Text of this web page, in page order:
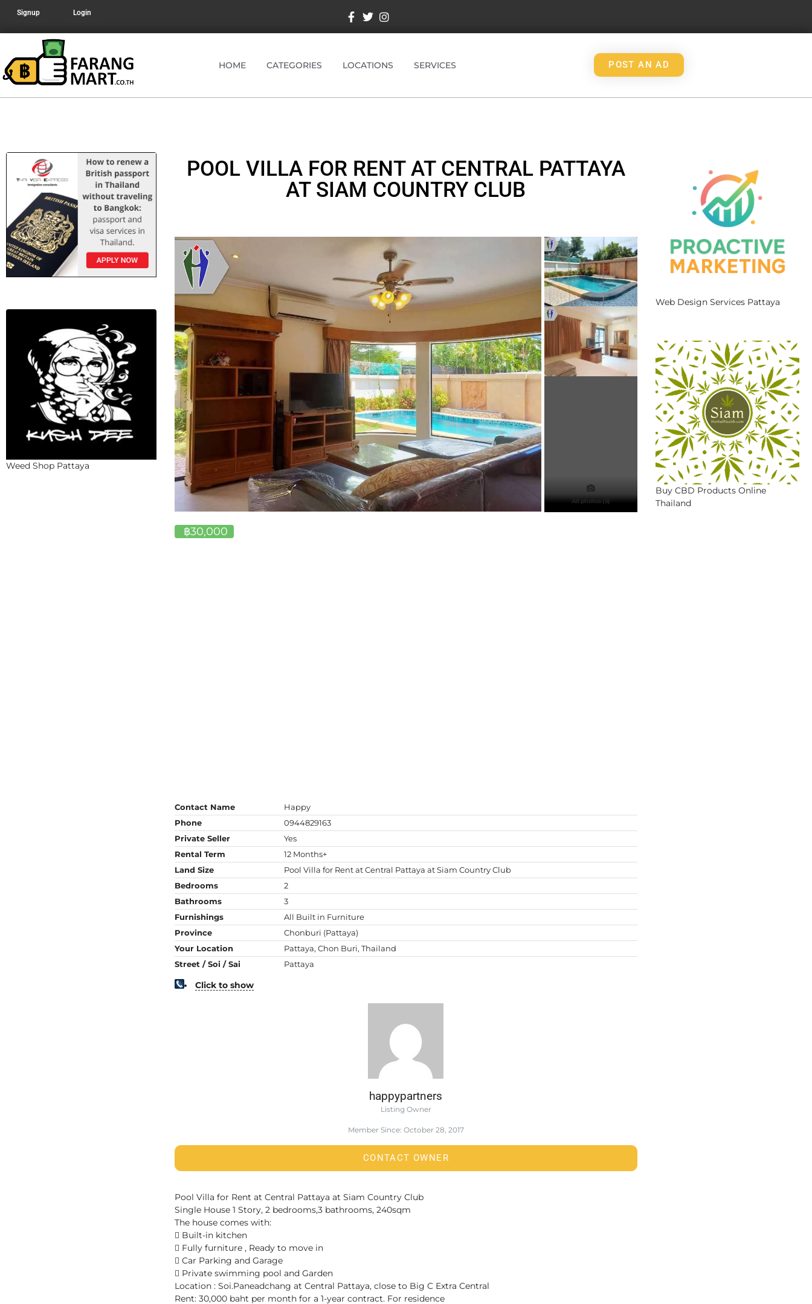
Signup Login
HOME CATEGORIES LOCATIONS SERVICES POST AN AD
Weed Shop Pattaya
POOL VILLA FOR RENT AT CENTRAL PATTAYA
AT SIAM COUNTRY CLUB
All photos (5)
฿30,000
Contact Name
Happy
Phone
0944829163
Private Seller
Yes
Rental Term
12 Months+
Land Size
Pool Villa for Rent at Central Pattaya at Siam Country Club
Bedrooms
2
Bathrooms
3
Furnishings
All Built in Furniture
Province
Chonburi (Pattaya)
Your Location
Pattaya, Chon Buri, Thailand
Street / Soi / Sai
Pattaya
Click to show
happypartners
Listing Owner
Member Since: October 28, 2017
CONTACT OWNER
Pool Villa for Rent at Central Pattaya at Siam Country Club
Single House 1 Story, 2 bedrooms,3 bathrooms, 240sqm
The house comes with:
 Built-in kitchen
 Fully furniture , Ready to move in
 Car Parking and Garage
 Private swimming pool and Garden
Location : Soi.Paneadchang at Central Pattaya, close to Big C Extra Central
Rent: 30,000 baht per month for a 1-year contract. For residence
Web Design Services Pattaya
Buy CBD Products Online
Thailand